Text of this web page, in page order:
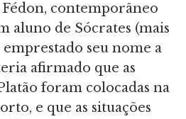
contemporâneo
aluno de Sócrates (mais
seu nome a
afirmado que as
foram colocadas na
e que as situações